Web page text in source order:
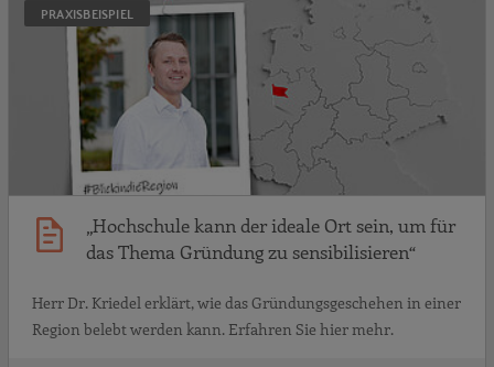
PRAXISBEISPIEL
„Hochschule kann der ideale Ort sein, um für
das Thema Gründung zu sensibilisieren“
Herr Dr. Kriedel erklärt, wie das Gründungsgeschehen in einer
Region belebt werden kann. Erfahren Sie hier mehr.